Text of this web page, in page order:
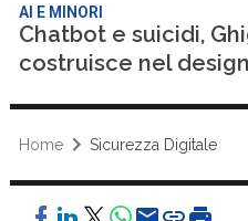
AI E MINORI
Chatbot e suicidi,
costruisce nel
Home Sicurezza Digitale